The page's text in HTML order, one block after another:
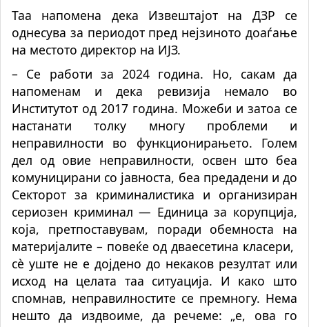
Таа напомена дека Извештајот на ДЗР се
однесува за периодот пред нејзиното доаѓање
на местото директор на ИЈЗ.
– Се работи за 2024 година. Но, сакам да
напоменам и дека ревизија немало во
Институтот од 2017 година. Можеби и затоа се
настанати толку многу проблеми и
неправилности во функционирањето. Голем
дел од овие неправилности, освен што беа
комуницирани со јавноста, беа предадени и до
Секторот за криминалистика и организиран
сериозен криминал — Единица за корупција,
која, претпоставувам, поради обемноста на
материјалите – повеќе од дваесетина класери,
сè уште не е дојдено до некаков резултат или
исход на целата таа ситуација. И како што
спомнав, неправилностите се премногу. Нема
нешто да издвоиме, да речеме: „е, ова го